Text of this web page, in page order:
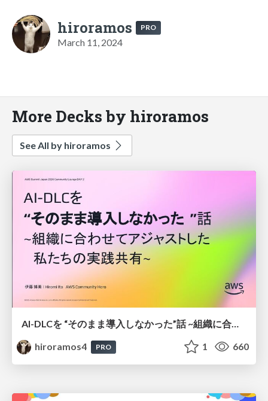
hiroramos PRO
March 11, 2024
More Decks by hiroramos
See All by hiroramos
AI-DLCを “そのまま導入しなかった”話 ~組織に合わせてアジャストした 私たちの実践共有~
hiroramos4
PRO 1 660